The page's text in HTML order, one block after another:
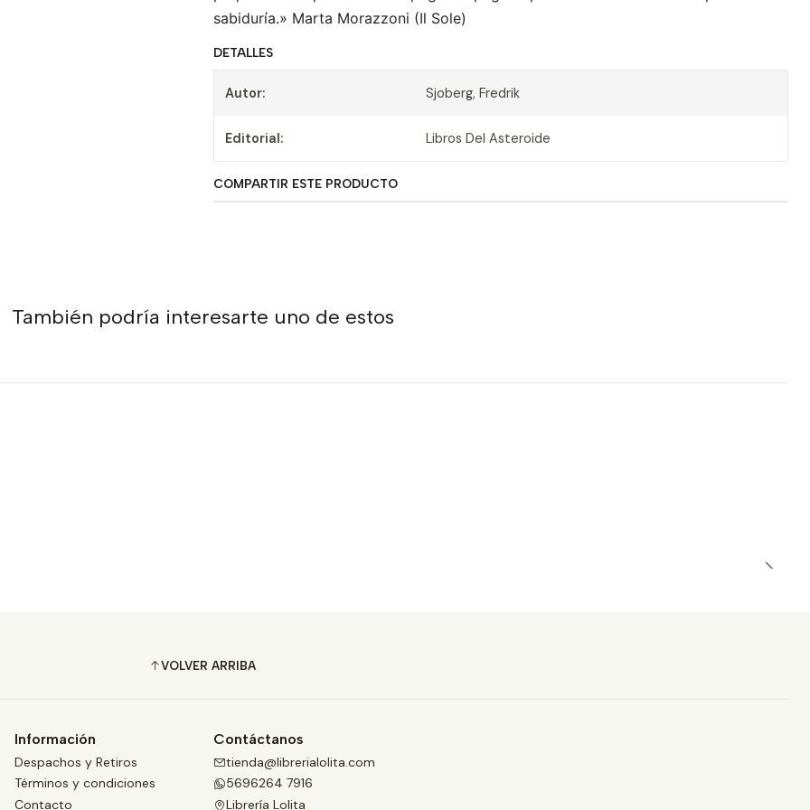
sabiduría.» Marta Morazzoni (Il Sole)
DETALLES
Autor: Sjoberg, Fredrik
Editorial: Libros Del Asteroide
COMPARTIR ESTE PRODUCTO
También podría interesarte uno de estos
VOLVER ARRIBA
Información
Despachos y Retiros
Términos y condiciones
Contacto
Contáctanos
tienda@librerialolita.com
5696264 7916
Librería Lolita